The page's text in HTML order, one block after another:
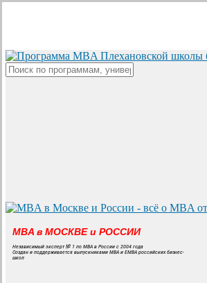
content
MBA в МОСКВЕ и РОССИИ
Независимый эксперт № 1 по MBA в России с 2004 года
Создан и поддерживается выпускниками MBA и EMBA российских бизнес-
школ